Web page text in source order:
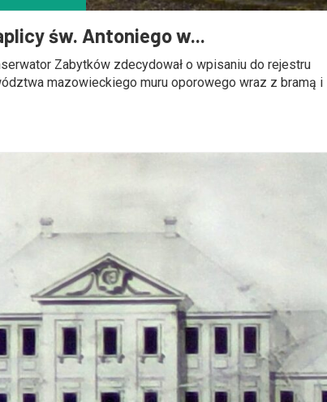
św. Antoniego w...
Zabytków zdecydował o wpisaniu do rejestru
mazowieckiego muru oporowego wraz z bramą i